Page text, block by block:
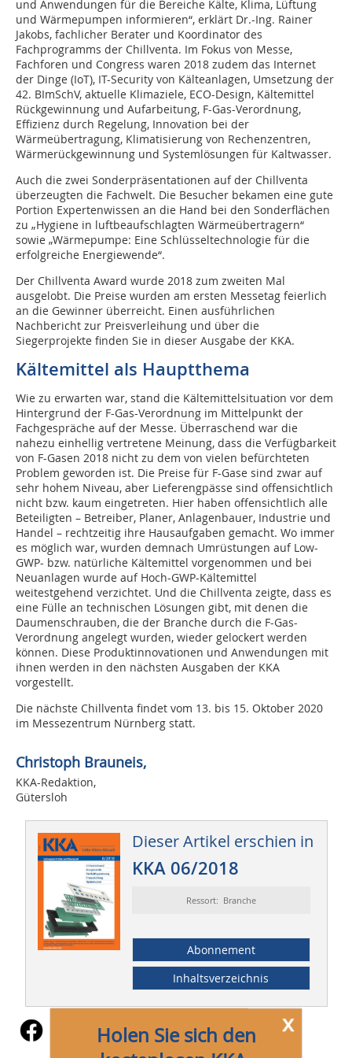
und Anwendungen für die Bereiche Kälte, Klima, Lüftung
und Wärmepumpen informieren“, erklärt Dr.-Ing. Rainer
Jakobs, fachlicher Berater und Koordinator des
Fachprogramms der Chillventa. Im Fokus von Messe,
Fachforen und Congress waren 2018 zudem das Internet
der Dinge (IoT), IT-Security von Kälteanlagen, Umsetzung der
42. BImSchV, aktuelle Klimaziele, ECO-Design, Kältemittel
Rückgewinnung und Aufarbeitung, F-Gas-Verordnung,
Effizienz durch Regelung, Innovation bei der
Wärmeübertragung, Klimatisierung von Rechenzentren,
Wärmerückgewinnung und Systemlösungen für Kaltwasser.
Auch die zwei Sonderpräsentationen auf der Chillventa
überzeugten die Fachwelt. Die Besucher bekamen eine gute
Portion Expertenwissen an die Hand bei den Sonderflächen
zu „Hygiene in luftbeaufschlagten Wärmeübertragern“
sowie „Wärmepumpe: Eine Schlüsseltechnologie für die
erfolgreiche Energiewende“.
Der Chillventa Award wurde 2018 zum zweiten Mal
ausgelobt. Die Preise wurden am ersten Messetag feierlich
an die Gewinner überreicht. Einen ausführlichen
Nachbericht zur Preisverleihung und über die
Siegerprojekte finden Sie in dieser Ausgabe der KKA.
Kältemittel als Hauptthema
Wie zu erwarten war, stand die Kältemittelsituation vor dem
Hintergrund der F-Gas-Verordnung im Mittelpunkt der
Fachgespräche auf der Messe. Überraschend war die
nahezu einhellig vertretene Meinung, dass die Verfügbarkeit
von F-Gasen 2018 nicht zu dem von vielen befürchteten
Problem geworden ist. Die Preise für F-Gase sind zwar auf
sehr hohem Niveau, aber Lieferengpässe sind offensichtlich
nicht bzw. kaum eingetreten. Hier haben offensichtlich alle
Beteiligten – Betreiber, Planer, Anlagenbauer, Industrie und
Handel – rechtzeitig ihre Hausaufgaben gemacht. Wo immer
es möglich war, wurden demnach Umrüstungen auf Low-
GWP- bzw. natürliche Kältemittel vorgenommen und bei
Neuanlagen wurde auf Hoch-GWP-Kältemittel
weitestgehend verzichtet. Und die Chillventa zeigte, dass es
eine Fülle an technischen Lösungen gibt, mit denen die
Daumenschrauben, die der Branche durch die F-Gas-
Verordnung angelegt wurden, wieder gelockert werden
können. Diese Produktinnovationen und Anwendungen mit
ihnen werden in den nächsten Ausgaben der KKA
vorgestellt.
Die nächste Chillventa findet vom 13. bis 15. Oktober 2020
im Messezentrum Nürnberg statt.
Christoph Brauneis,
KKA-Redaktion,
Gütersloh
Dieser Artikel erschien in
KKA 06/2018
Ressort: Branche
Abonnement
Inhaltsverzeichnis
x
Holen Sie sich den